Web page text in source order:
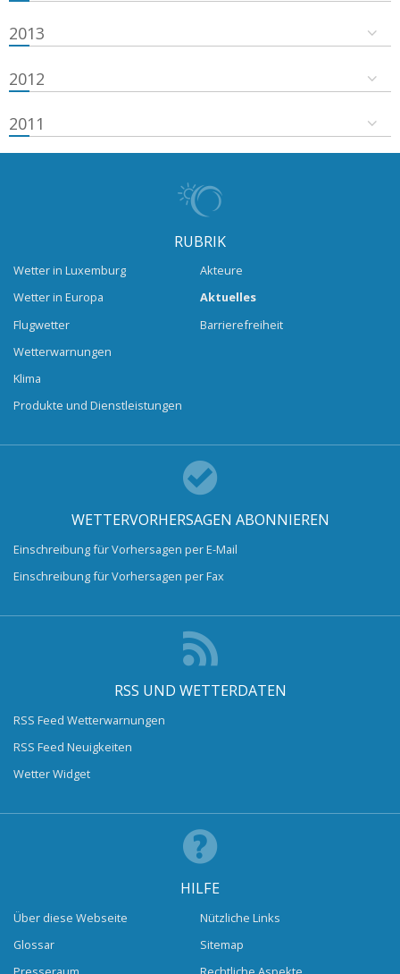
2013
2012
2011
RUBRIK
Wetter in Luxemburg
Wetter in Europa
Flugwetter
Wetterwarnungen
Klima
Produkte und Dienstleistungen
Akteure
Aktuelles
Barrierefreiheit
WETTERVORHERSAGEN ABONNIEREN
Einschreibung für Vorhersagen per E-Mail
Einschreibung für Vorhersagen per Fax
RSS UND WETTERDATEN
RSS Feed Wetterwarnungen
RSS Feed Neuigkeiten
Wetter Widget
HILFE
Über diese Webseite
Glossar
Nützliche Links
Sitemap